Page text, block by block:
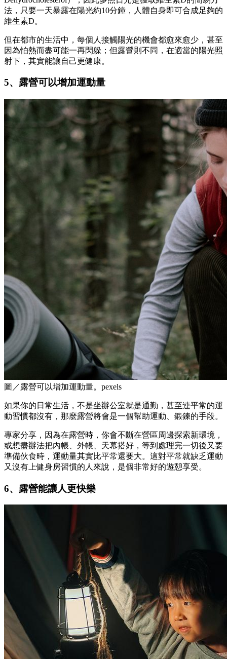
法，只要一天暴露在陽光約10分鐘，人體自身即可合成足夠的
維生素D。
但在都市的生活中，每個人接觸陽光的機會都愈來愈少，甚至
因為怕熱而盡可能一再閃躲；但露營則不同，在適當的陽光照
射下，其實能讓自己更健康。
5、露營可以增加運動量
圖／露營可以增加運動量。pexels
如果你的日常生活，不是坐辦公室就是通勤，甚至連平常的運
動習慣都沒有，那麼露營將會是一個幫助運動、鍛鍊的手段。
專家分享，因為在露營時，你會不斷在營區周邊探索新環境，
或想盡辦法把內帳、外帳、天幕搭好，等到處理完一切後又要
準備伙食時，運動量其實比平常還要大。這對平常就缺乏運動
又沒有上健身房習慣的人來說，是個非常好的遊憩享受。
6、露營能讓人更快樂